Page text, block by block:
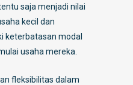
saja menjadi nilai
kecil dan
keterbatasan modal
usaha mereka.
fleksibilitas dalam